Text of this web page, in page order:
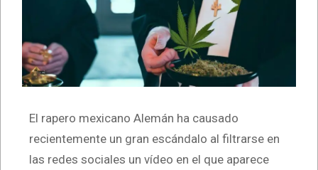
El rapero mexicano Alemán ha causado
recientemente un gran escándalo al filtrarse en
las redes sociales un vídeo en el que aparece